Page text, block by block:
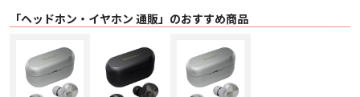
「ヘッドホン・イヤホン 通販」のおすすめ商品